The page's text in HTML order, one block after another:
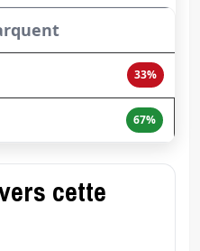
33%
67%
cette